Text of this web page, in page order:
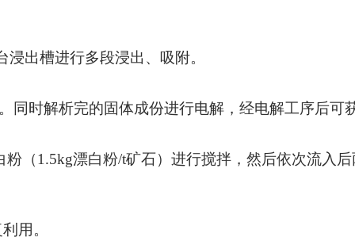
出槽进行多段浸出、吸附。
同时解析完的固体成份进行电解，经电解工序后可
粉（1.5kg漂白粉/t矿石）进行搅拌，然后依次流入
用。